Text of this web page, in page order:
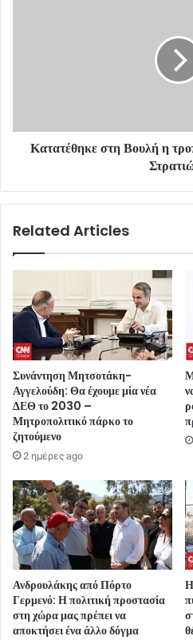
Κατατέθηκε στη Βουλή η
Related Articles
Συνάντηση Μητσοτάκη-
Αγγελούδη: Θα έχουμε μία νέα
ΔΕΘ το 2030 –
Μητροπολιτικό πάρκο το
ζητούμενο
2 ημέρες ago
Ανδρουλάκης από Πόρτο
Γερμενό: Η πολιτική προστασία
στη χώρα μας πρέπει να
αποκτήσει ένα άλλο δόγμα